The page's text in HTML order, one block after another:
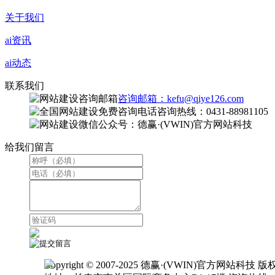
关于我们
ai资讯
ai动态
联系我们
咨询邮箱：kefu@qiye126.com
咨询热线：0431-88981105
微信公众号：德赢·(VWIN)官方网站科技
给我们留言
Copyright © 2007-2025 德赢·(VWIN)官方网站科技 版